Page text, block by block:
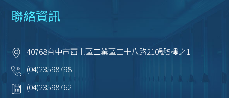
聯絡資訊
40768台中市西屯區工業區三十八路210號5樓之1
(04)23598798
(04)23598762